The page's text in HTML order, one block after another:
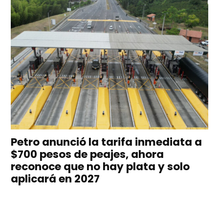
Petro anunció la tarifa inmediata a
$700 pesos de peajes, ahora
reconoce que no hay plata y solo
aplicará en 2027